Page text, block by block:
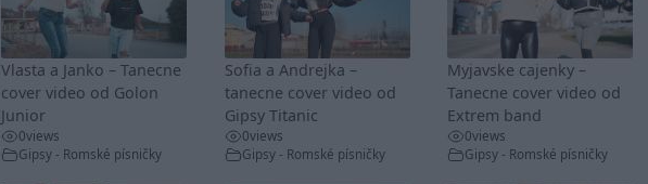
Vlasta a Janko – Tanecne
cover video od Golon
Junior
0views
Gipsy - Romské písničky
Sofia a Andrejka –
tanecne cover video od
Gipsy Titanic
0views
Gipsy - Romské písničky
Myjavske cajenky –
Tanecne cover video od
Extrem band
0views
Gipsy - Romské písničky